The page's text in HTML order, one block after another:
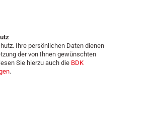
Ihre persönlichen Daten dienen
der von Ihnen gewünschten
Sie hierzu auch die BDK
.